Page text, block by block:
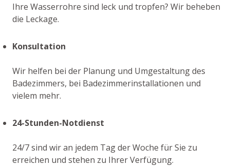
Ihre Wasserrohre sind leck und tropfen? Wir beheben
die Leckage.
Konsultation
Wir helfen bei der Planung und Umgestaltung des
Badezimmers, bei Badezimmerinstallationen und
vielem mehr.
24-Stunden-Notdienst
24/7 sind wir an jedem Tag der Woche für Sie zu
erreichen und stehen zu Ihrer Verfügung.